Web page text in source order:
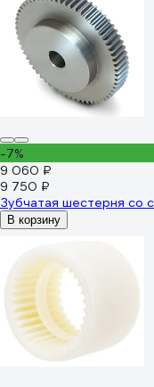
-7%
9 060 ₽
9 750 ₽
Зубчатая шестерня со
В корзину